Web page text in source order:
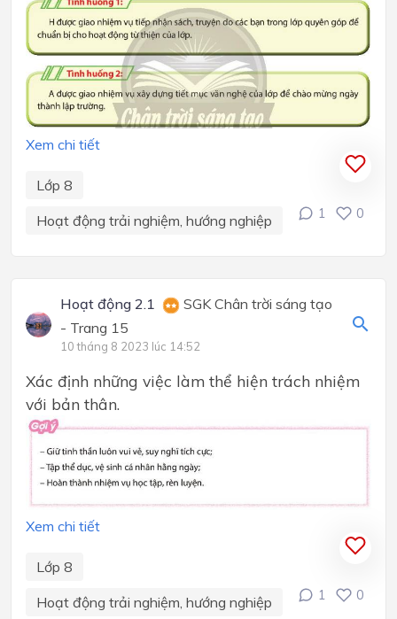
Xem chi tiết
Lớp 8
Hoạt động trải nghiệm, hướng nghiệp
1 0
Hoạt động 2.1
SGK Chân trời sáng tạo
- Trang 15
10 tháng 8 2023 lúc 14:52
Xác định những việc làm thể hiện trách nhiệm
với bản thân.
Xem chi tiết
Lớp 8
Hoạt động trải nghiệm, hướng nghiệp
1 0